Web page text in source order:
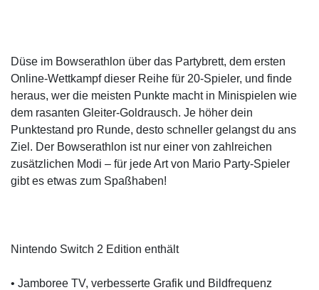
Düse im Bowserathlon über das Partybrett, dem ersten
Online-Wettkampf dieser Reihe für 20-Spieler, und finde
heraus, wer die meisten Punkte macht in Minispielen wie
dem rasanten Gleiter-Goldrausch. Je höher dein
Punktestand pro Runde, desto schneller gelangst du ans
Ziel. Der Bowserathlon ist nur einer von zahlreichen
zusätzlichen Modi – für jede Art von Mario Party-Spieler
gibt es etwas zum Spaßhaben!
Nintendo Switch 2 Edition enthält
• Jamboree TV, verbesserte Grafik und Bildfrequenz